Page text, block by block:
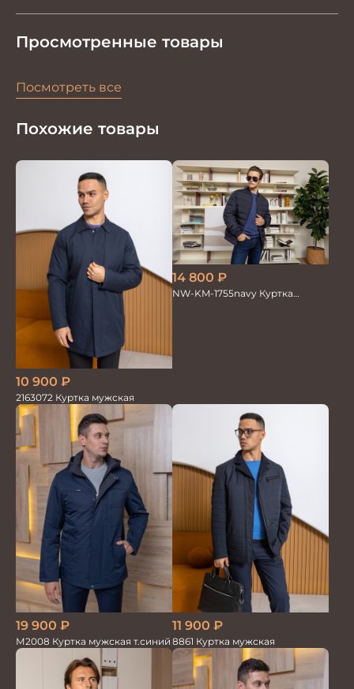
Просмотренные товары
Посмотреть все
Похожие товары
10 900 ₽
2163072 Куртка мужская
14 800 ₽
NW-KM-1755navy Куртка
19 900 ₽
М2008 Куртка мужская т.синий
11 900 ₽
8861 Куртка мужская